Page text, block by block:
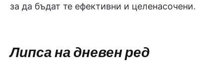
за да бъдат те ефективни и целенасочени.
Липса на дневен ред